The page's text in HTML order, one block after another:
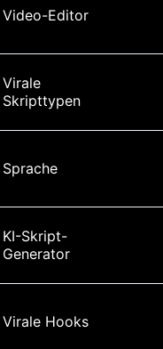
Video-Editor
Virale
Skripttypen
Sprache
KI-Skript-
Generator
Virale Hooks